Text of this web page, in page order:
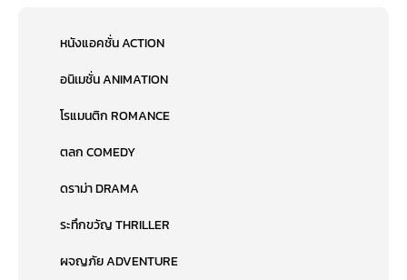
หนังแอคชั่น ACTION
อนิเมชั่น ANIMATION
โรแมนติก ROMANCE
ตลก COMEDY
ดราม่า DRAMA
ระทึกขวัญ THRILLER
ผจญภัย ADVENTURE